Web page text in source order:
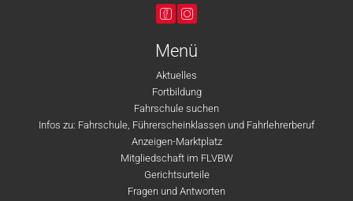
Menü
Aktuelles
Fortbildung
Fahrschule suchen
Infos zu: Fahrschule, Führerscheinklassen und Fahrlehrerberuf
Anzeigen-Marktplatz
Mitgliedschaft im FLVBW
Gerichtsurteile
Fragen und Antworten